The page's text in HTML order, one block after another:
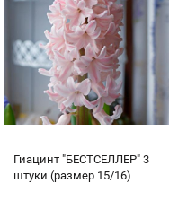
Гиацинт "БЕСТСЕЛЛЕР" 3
штуки (размер 15/16)